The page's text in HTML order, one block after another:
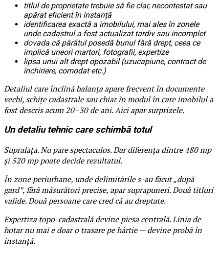
titlul de proprietate trebuie să fie clar, necontestat sau
apărat eficient în instanță
identificarea exactă a imobilului, mai ales în zonele
unde cadastrul a fost actualizat tardiv sau incomplet
dovada că pârâtul posedă bunul fără drept, ceea ce
implică uneori martori, fotografii, expertize
lipsa unui alt drept opozabil (uzucapiune, contract de
închiriere, comodat etc.)
Detaliul care înclină balanța apare frecvent în documente
vechi, schițe cadastrale sau chiar în modul în care imobilul a
fost descris acum 20–30 de ani. Aici apar surprizele.
Un detaliu tehnic care schimbă totul
Suprafața. Nu pare spectaculos. Dar diferența dintre 480 mp
și 520 mp poate decide rezultatul.
În zone periurbane, unde delimitările s-au făcut „după
gard”, fără măsurători precise, apar suprapuneri. Două titluri
valide. Două persoane care cred că au dreptate.
Expertiza topo-cadastrală devine piesa centrală. Linia de
hotar nu mai e doar o trasare pe hârtie — devine probă în
instanță.